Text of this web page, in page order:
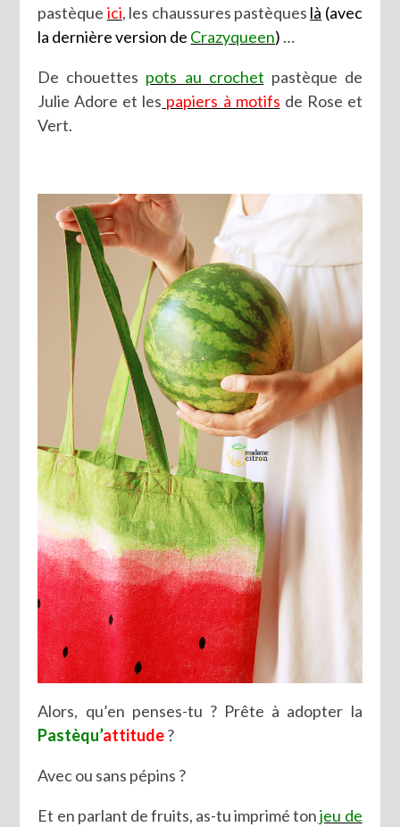
pastèque ici, les chaussures pastèques là (avec
la dernière version de Crazyqueen) …
De chouettes pots au crochet pastèque de
Julie Adore et les papiers à motifs de Rose et
Vert.
Alors, qu’en penses-tu ? Prête à adopter la
Pastèqu’attitude?
Avec ou sans pépins ?
Et en parlant de fruits, as-tu imprimé tonjeu de